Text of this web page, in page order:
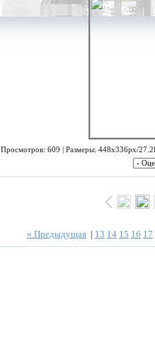
Просмотров: 609 | Размеры: 448x336px/
« Предыдущая | 13 14 15 16 17